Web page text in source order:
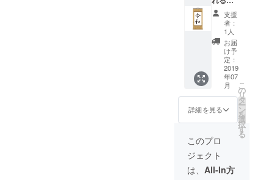
供しま
す。 ・
また感
謝の
メッ
セージ
を送り
ます。
その際
はご連
絡いた
しま
す。 ・
交通費
はご負
担くだ
さい。
・また
感謝の
メッ
ます。
らう予
定で
す。 ・
8月3日
19時か
らで
す。 ・
場所は
別途連
絡しま
す。東
なりま
す。 ・
交通費
はご負
担くだ
利 ・
シェア
ハウス
にあな
たの好
きな掛
け軸を
飾れま
す。 ・
掛け軸
は持ち
込みで
も郵送
でも承
りま
す。 ・
送料な
ど届け
支援
者：
1人
お届
け予
定：
2019
年07
月
詳細を見る
こ
の
リ
タ
ー
ン
を
選
択
す
る
このプロ
ジェクト
は、 All-In方